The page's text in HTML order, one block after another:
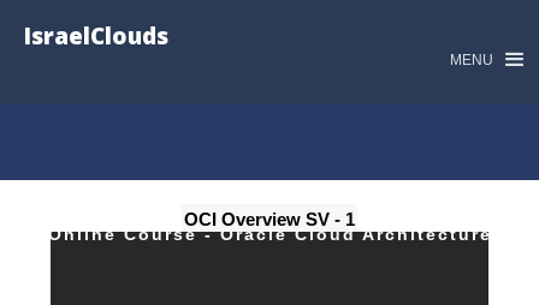
IsraelClouds
MENU
Online Course - Oracle Cloud Architecture
1 - OCI Overview SV